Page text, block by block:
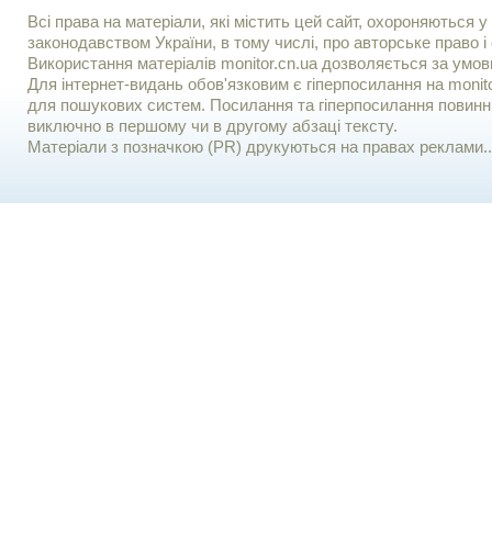
Всі права на матеріали, які містить цей сайт, охороняються у
законодавством України, в тому числі, про авторське право і
Використання матерiалiв monitor.cn.ua дозволяється за
Для iнтернет-видань обов'язковим є гiперпосилання на
для пошукових систем. Посилання та гіперпосилання
виключно в першому чи в другому абзаці тексту.
Матеріали з позначкою (PR) друкуються на правах реклами..